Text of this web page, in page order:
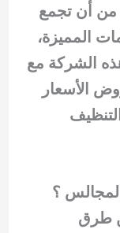
من أن تجمع
المميزة،
الشركة مع
الأسعار
؟
طرق